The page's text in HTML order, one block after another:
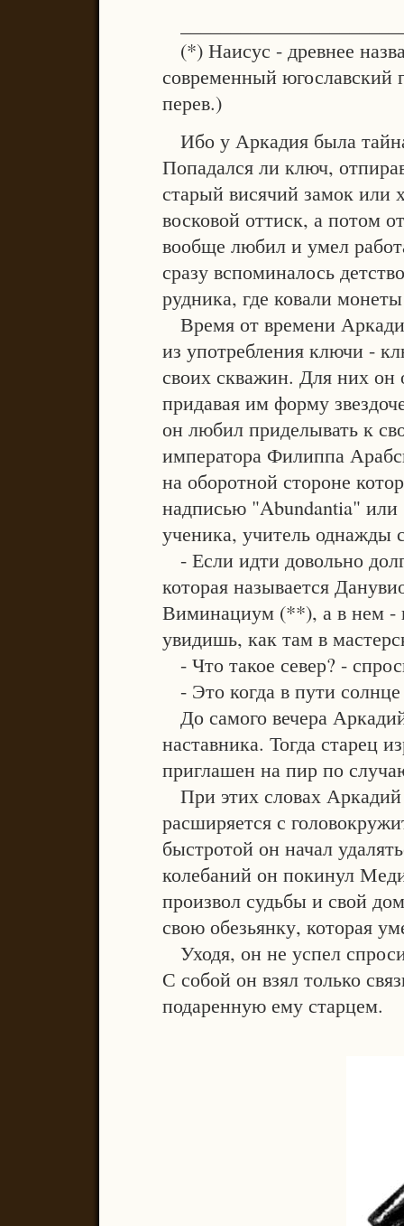
(*) Наисус - древнее
современный
перев.)
Ибо у Аркадия была
Попадался ли ключ,
старый висячий замок или
восковой оттиск, а потом
вообще любил и умел
сразу вспоминалось
рудника, где ковали
Время от времени
из употребления ключи -
своих скважин. Для них он
придавая им форму
он любил приделывать к
императора Филиппа
на оборотной стороне
надписью "Abundantia" или
ученика, учитель однажды
- Если идти довольно
которая называется
Виминациум (**), а в нем -
увидишь, как там в
- Что такое север? -
- Это когда в пути
До самого вечера
наставника. Тогда старец
приглашен на пир по
При этих словах
расширяется с
быстротой он начал
колебаний он покинул
произвол судьбы и свой
свою обезьянку, которая
Уходя, он не успел
С собой он взял только
подаренную ему старцем.